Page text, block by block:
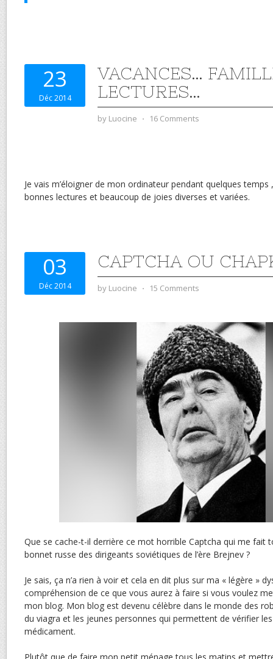
23
Déc 2014
VACANCES…
LECTURES…
by Luocine ⋅ 16 Comments
Je vais m’éloigner de mon ordinateur pendant quelques
bonnes lectures et beaucoup de joies diverses et variées.
03
Déc 2014
CAPTCHA OU
by Luocine ⋅ 15 Comments
Que se cache-t-il derrière ce mot horrible Captcha qui me fait
bonnet russe des dirigeants soviétiques de l’ère Brejnev ?
Je sais, ça n’a rien à voir et cela en dit plus sur ma « légère »
compréhension de ce que vous aurez à faire si vous voulez
mon blog. Mon blog est devenu célèbre dans le monde des
du viagra et les jeunes personnes qui permettent de vérifier
médicament.